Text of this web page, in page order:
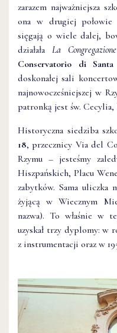
zarazem najważniejsza
ona w drugiej
sięgają o wiele dalej,
działała La
Conservatorio di
doskonałej sali
najnowocześniejszej w
patronką jest św.
Historyczna siedziba
18, przecznicy Via del
Rzymu – jesteśmy
Hiszpańskich, Placu
zabytków. Sama uliczka
żyjącą w Wiecznym
nazwa). To właśnie w
uzyskał trzy dyplomy: w
z instrumentacji oraz w